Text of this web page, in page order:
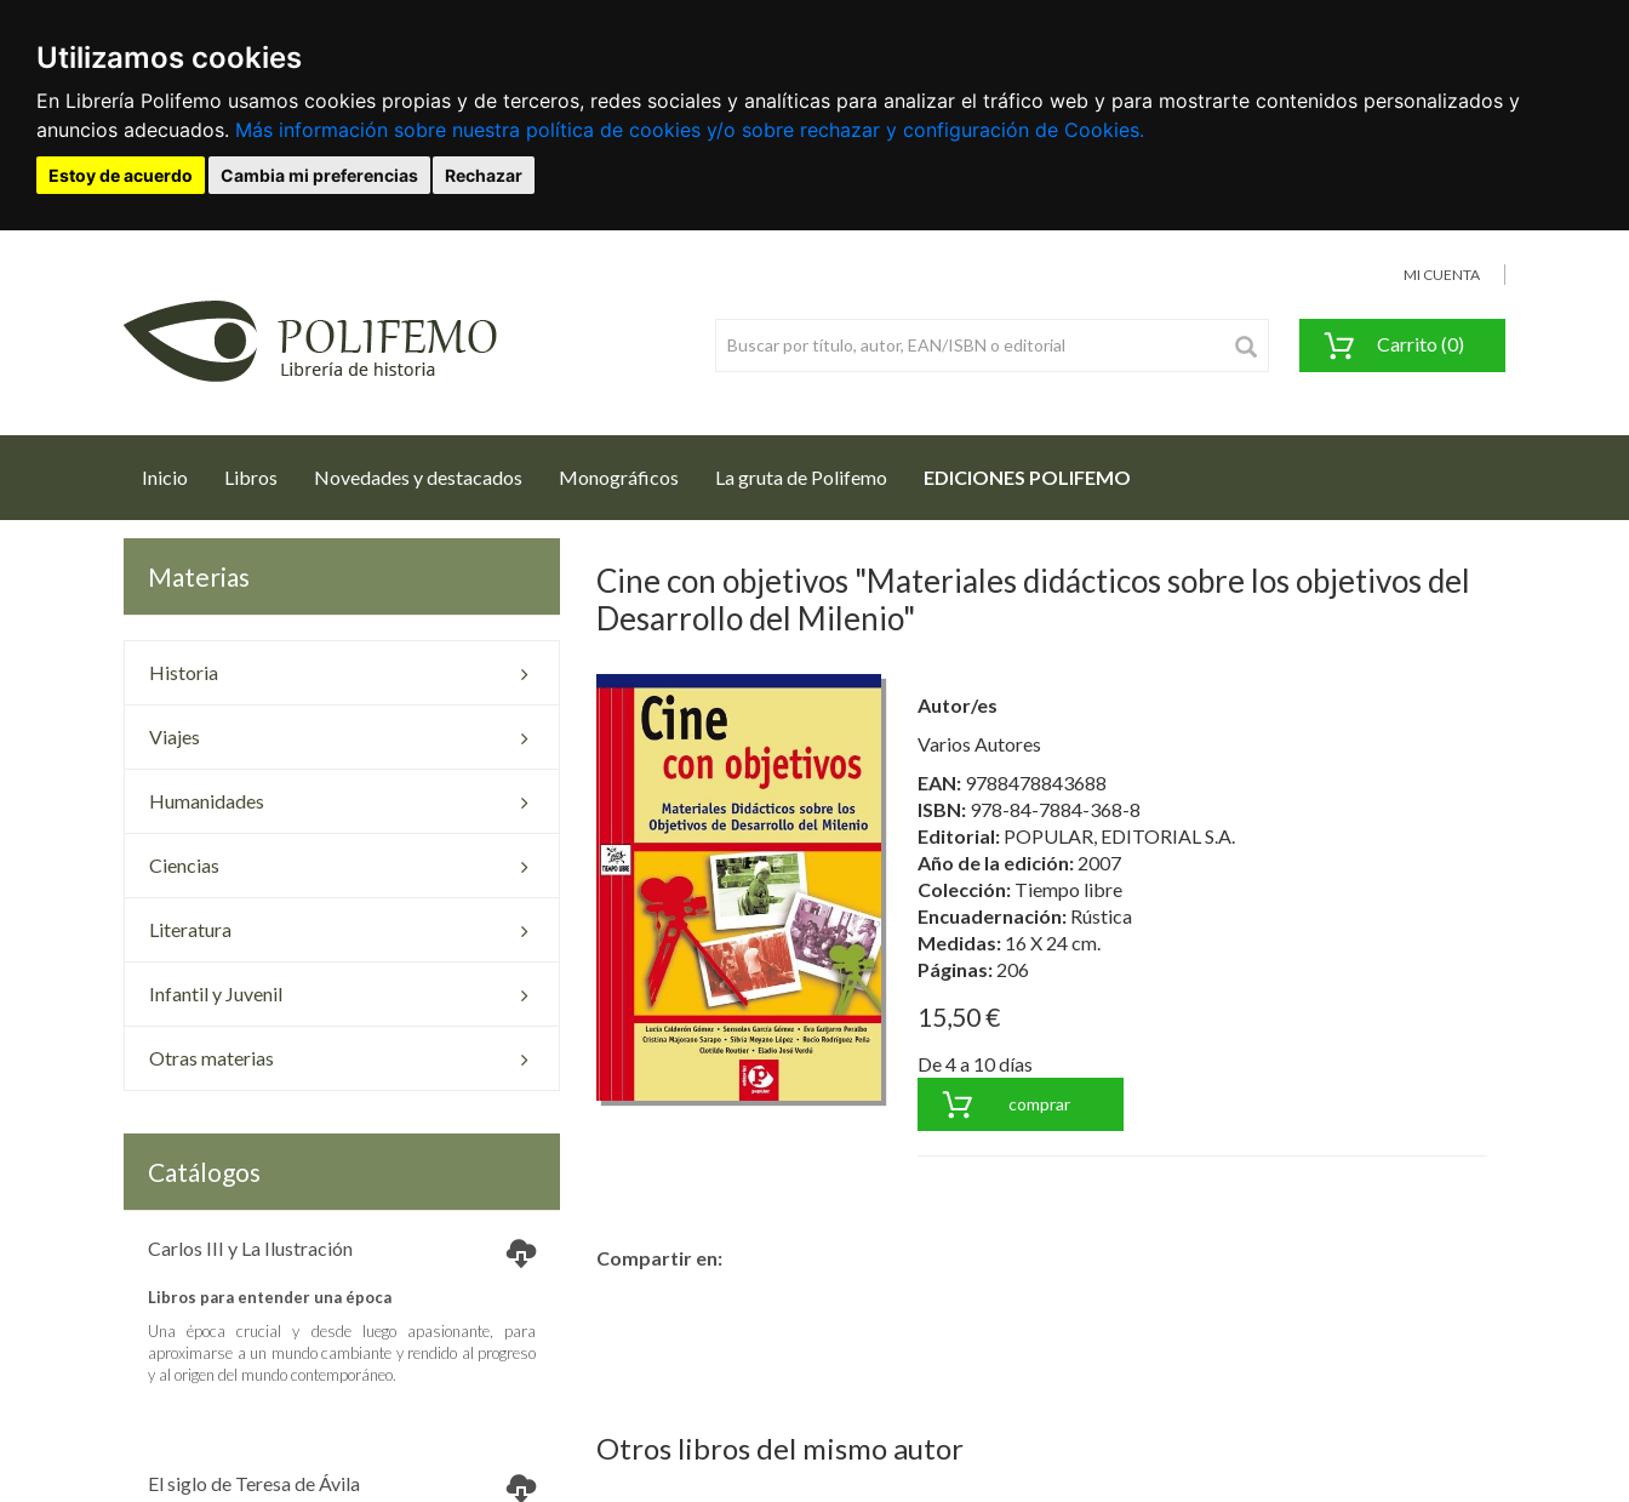
Utilizamos cookies
En Librería Polifemo usamos cookies propias y de terceros, redes sociales y analíticas para analizar el tráfico web y para mostrarte contenidos personalizados y
anuncios adecuados. Más información sobre nuestra política de cookies y/o sobre rechazar y configuración de Cookies.
Estoy de acuerdo Cambia mi preferencias Rechazar
MI CUENTA
Carrito (0)
Inicio (current)
Libros Novedades y destacados Monográficos La gruta de Polifemo EDICIONES POLIFEMO
Materias
Historia
Viajes
Humanidades
Ciencias
Literatura
Infantil y Juvenil
Otras materias
Catálogos
Carlos III y La Ilustración
Libros para entender una época
Una época crucial y desde luego apasionante, para
aproximarse a un mundo cambiante y rendido al progreso
y al origen del mundo contemporáneo.
El siglo de Teresa de Ávila
Cine con objetivos "Materiales didácticos sobre los objetivos del
Desarrollo del Milenio"
Autor/es
Varios Autores
EAN: 9788478843688
ISBN: 978-84-7884-368-8
Editorial: POPULAR, EDITORIAL S.A.
Año de la edición: 2007
Colección: Tiempo libre
Encuadernación: Rústica
Medidas: 16 X 24 cm.
Páginas: 206
15,50 €
De 4 a 10 días
comprar
Compartir en:
Otros libros del mismo autor